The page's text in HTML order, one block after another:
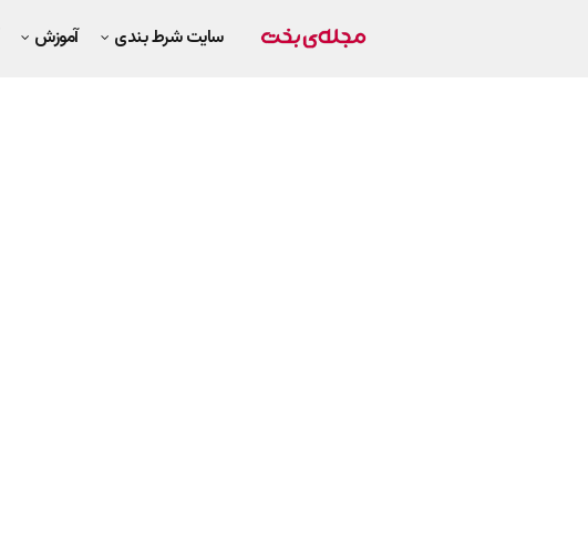
سایت شرط بندی آموزش